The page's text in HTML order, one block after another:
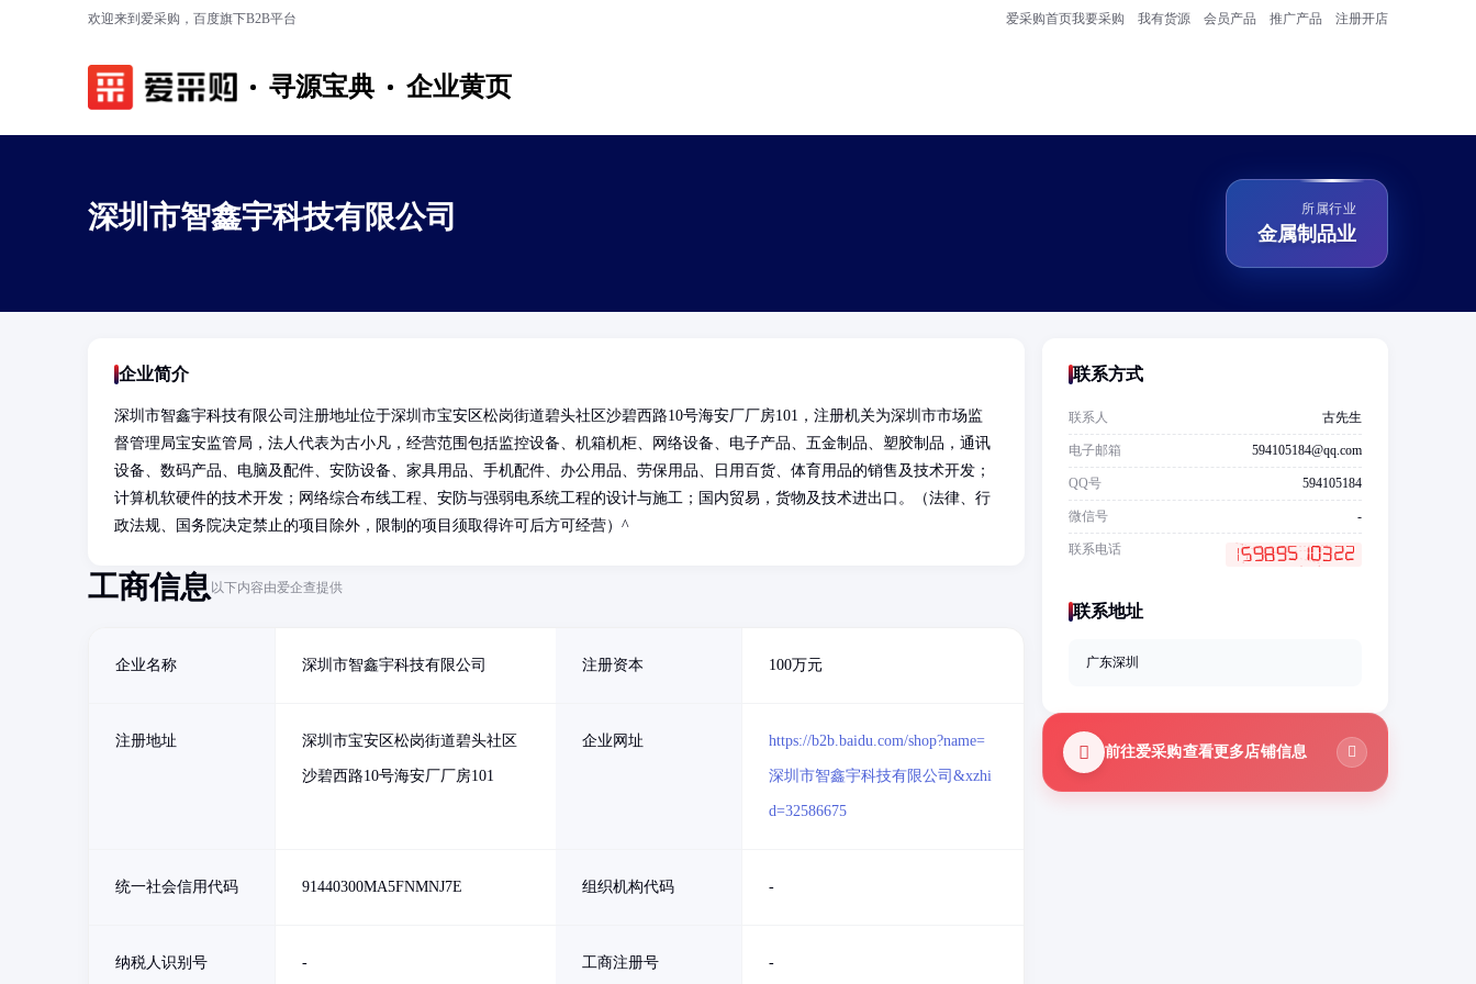
欢迎来到爱采购，百度旗下B2B平台 爱采购首页我要采购 我有货源 会员产品 推广产品 注册开店
寻源宝典 企业黄页
深圳市智鑫宇科技有限公司 所属行业
金属制品业
企业简介
深圳市智鑫宇科技有限公司注册地址位于深圳市宝安区松岗街道碧头社区沙碧西路10号海安厂厂房101，注册机关为深圳市市场监
督管理局宝安监管局，法人代表为古小凡，经营范围包括监控设备、机箱机柜、网络设备、电子产品、五金制品、塑胶制品，通讯
设备、数码产品、电脑及配件、安防设备、家具用品、手机配件、办公用品、劳保用品、日用百货、体育用品的销售及技术开发；
计算机软硬件的技术开发；网络综合布线工程、安防与强弱电系统工程的设计与施工；国内贸易，货物及技术进出口。（法律、行
政法规、国务院决定禁止的项目除外，限制的项目须取得许可后方可经营）^
工商信息以下内容由爱企查提供
企业名称 深圳市智鑫宇科技有限公司 注册资本 100万元
注册地址 深圳市宝安区松岗街道碧头社区
沙碧西路10号海安厂厂房101
企业网址 https://b2b.baidu.com/shop?name=
深圳市智鑫宇科技有限公司&xzhi
d=32586675
统一社会信用代码 91440300MA5FNMNJ7E 组织机构代码 -
纳税人识别号 - 工商注册号 -
联系方式
联系人 古先生
电子邮箱 594105184@qq.com
QQ号 594105184
微信号 -
联系电话
联系地址
广东深圳
前往爱采购查看更多店铺信息